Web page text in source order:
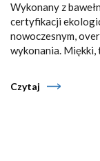
Wykonany z
certyfikacji
nowoczesnym,
wykonania. Miękki,
Czytaj